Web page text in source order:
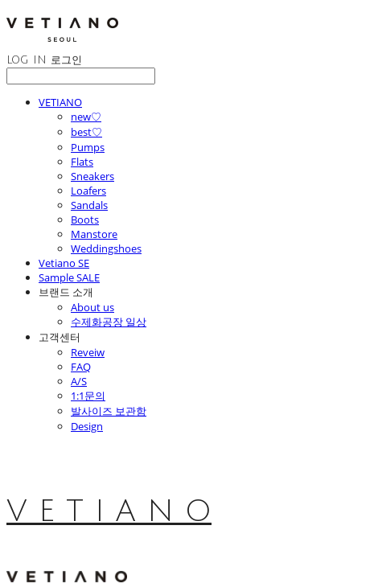
LOG IN 로그인
VETIANO
new♡
best♡
Pumps
Flats
Sneakers
Loafers
Sandals
Boots
Manstore
Weddingshoes
Vetiano SE
Sample SALE
브랜드 소개
About us
수제화공장 일상
고객센터
Reveiw
FAQ
A/S
1:1문의
발사이즈 보관함
Design
V E T I A N O